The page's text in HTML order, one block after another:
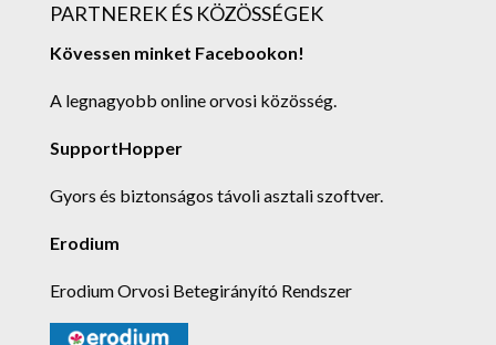
PARTNEREK ÉS KÖZÖSSÉGEK
Kövessen minket Facebookon!
A legnagyobb online orvosi közösség.
SupportHopper
Gyors és biztonságos távoli asztali szoftver.
Erodium
Erodium Orvosi Betegirányító Rendszer